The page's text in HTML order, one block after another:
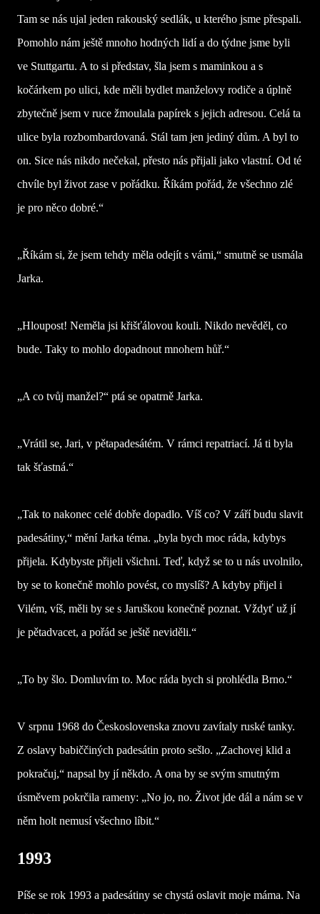
Tam se nás ujal jeden rakouský sedlák, u kterého jsme přespali.
Pomohlo nám ještě mnoho hodných lidí a do týdne jsme byli
ve Stuttgartu. A to si představ, šla jsem s maminkou a s
kočárkem po ulici, kde měli bydlet manželovy rodiče a úplně
zbytečně jsem v ruce žmoulala papírek s jejich adresou. Celá ta
ulice byla rozbombardovaná. Stál tam jen jediný dům. A byl to
on. Sice nás nikdo nečekal, přesto nás přijali jako vlastní. Od té
chvíle byl život zase v pořádku. Říkám pořád, že všechno zlé
je pro něco dobré.“
„Říkám si, že jsem tehdy měla odejít s vámi,“ smutně se usmála
Jarka.
„Hloupost! Neměla jsi křišťálovou kouli. Nikdo nevěděl, co
bude. Taky to mohlo dopadnout mnohem hůř.“
„A co tvůj manžel?“ ptá se opatrně Jarka.
„Vrátil se, Jari, v pětapadesátém. V rámci repatriací. Já ti byla
tak šťastná.“
„Tak to nakonec celé dobře dopadlo. Víš co? V září budu slavit
padesátiny,“ mění Jarka téma. „byla bych moc ráda, kdybys
přijela. Kdybyste přijeli všichni. Teď, když se to u nás uvolnilo,
by se to konečně mohlo povést, co myslíš? A kdyby přijel i
Vilém, víš, měli by se s Jaruškou konečně poznat. Vždyť už jí
je pětadvacet, a pořád se ještě neviděli.“
„To by šlo. Domluvím to. Moc ráda bych si prohlédla Brno.“
V srpnu 1968 do Československa znovu zavítaly ruské tanky.
Z oslavy babiččiných padesátin proto sešlo. „Zachovej klid a
pokračuj,“ napsal by jí někdo. A ona by se svým smutným
úsměvem pokrčila rameny: „No jo, no. Život jde dál a nám se v
něm holt nemusí všechno líbit.“
1993
Píše se rok 1993 a padesátiny se chystá oslavit moje máma. Na